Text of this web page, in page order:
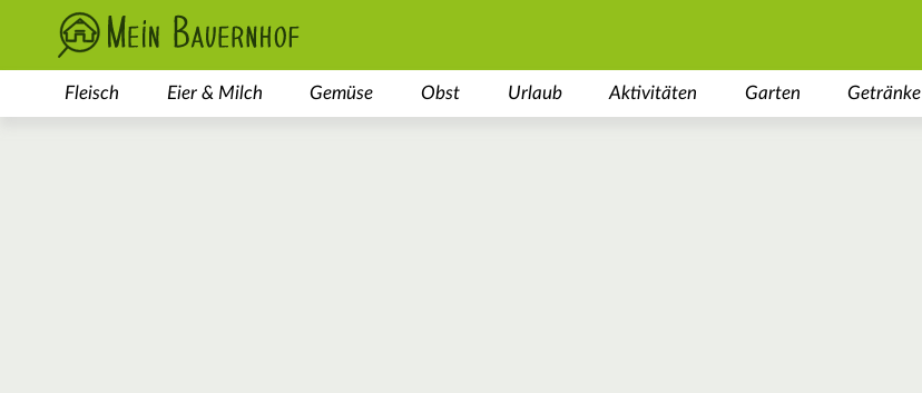
Fleisch Eier & Milch Gemüse Obst Urlaub Aktivitäten Garten Getränke